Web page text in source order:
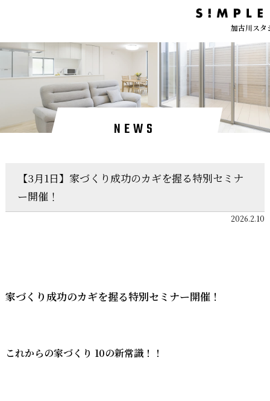
加古川スタ
NEWS
【3月1日】家づくり成功のカギを握る特別セミナ
ー開催！
2026.2.10
家づくり成功のカギを握る特別セミナー開催！
これからの家づくり 10の新常識！！